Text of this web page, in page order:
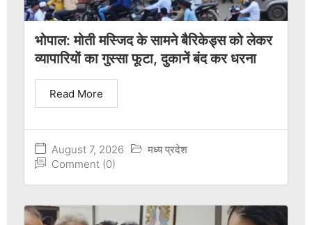
भोपाल: मोती मस्जिद के सामने बैरिकेड्स को लेकर
व्यापारियों का गुस्सा फूटा, दुकानें बंद कर धरना
August 7, 2026
मध्य प्रदेश
Comment (0)
Read More